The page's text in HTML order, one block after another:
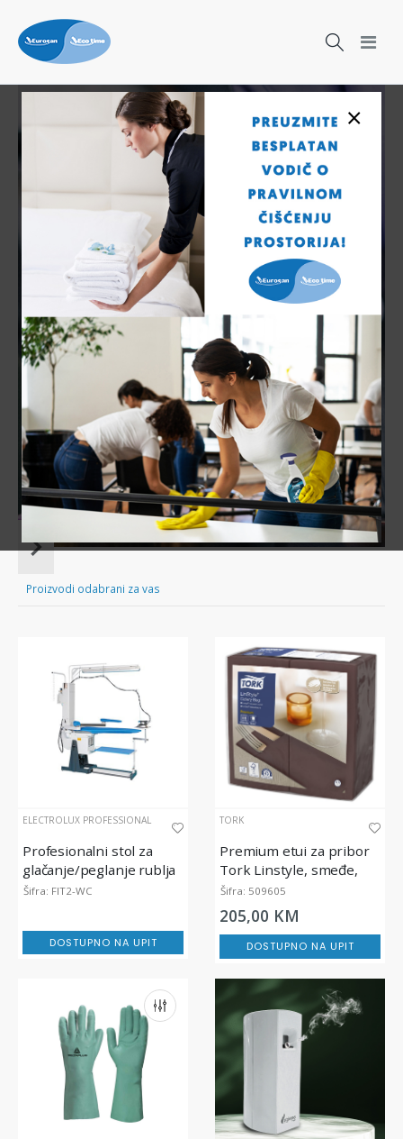
×
Čišćenje nikad nije bilo lakše!
Sve za čišćenje tvog doma nadohvat ruke!
Item
ofProizvodi odabrani za vas
ELECTROLUX PROFESSIONAL
Profesionalni stol za
glačanje/peglanje rublja
Šifra: FIT2-WC
DOSTUPNO NA UPIT
TORK
Premium etui za pribor
Tork Linstyle, smeđe,
39x39 cm, 50/1
Šifra: 509605
205,00 KM
DOSTUPNO NA UPIT